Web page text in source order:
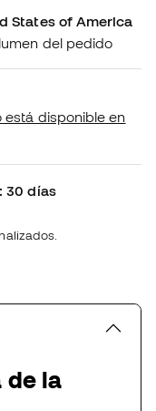
States of America
del pedido
disponible en
30 días
de la